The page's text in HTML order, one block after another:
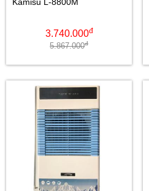
Kamisu L-8800M
3.740.000đ
5.867.000đ